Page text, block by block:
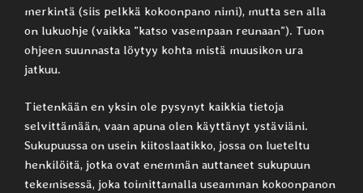
merkintä (siis pelkkä kokoonpano nimi), mutta sen alla
on lukuohje (vaikka ”katso vasempaan reunaan”). Tuon
ohjeen suunnasta löytyy kohta mistä muusikon ura
jatkuu.
Tietenkään en yksin ole pysynyt kaikkia tietoja
selvittämään, vaan apuna olen käyttänyt ystäviäni.
Sukupuussa on usein kiitoslaatikko, jossa on lueteltu
henkilöitä, jotka ovat enemmän auttaneet sukupuun
tekemisessä, joka toimittamalla useamman kokoonpanon